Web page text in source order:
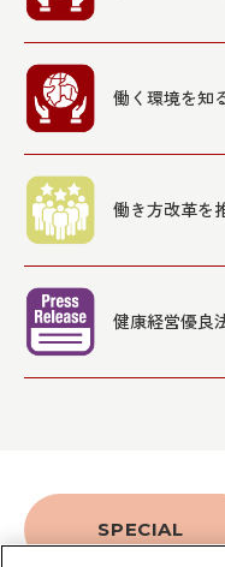
働く環境を知
働き方改革を
健康経営優良
SPECIAL